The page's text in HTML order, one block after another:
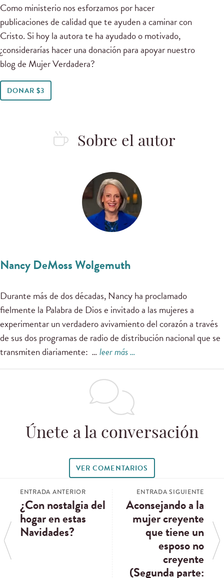
Como ministerio nos esforzamos por hacer
publicaciones de calidad que te ayuden a caminar con
Cristo. Si hoy la autora te ha ayudado o motivado,
¿considerarías hacer una donación para apoyar nuestro
blog de Mujer Verdadera?
DONAR $3
Sobre el autor
Nancy DeMoss Wolgemuth
Durante más de dos décadas, Nancy ha proclamado
fielmente la Palabra de Dios e invitado a las mujeres a
experimentar un verdadero avivamiento del corazón a través
de sus dos programas de radio de distribución nacional que se
transmiten diariamente: …leer más …
Únete a la conversación
VER COMENTARIOS
ENTRADA ANTERIOR
¿Con nostalgia del
hogar en estas
Navidades?
ENTRADA SIGUIENTE
Aconsejando a la
mujer creyente
que tiene un
esposo no
creyente
(Segunda parte: